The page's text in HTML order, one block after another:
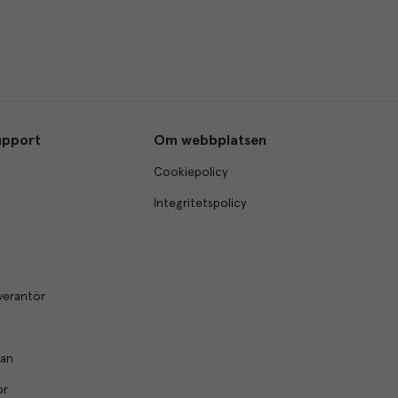
Om webbplatsen
Cookiepolicy
Integritetspolicy